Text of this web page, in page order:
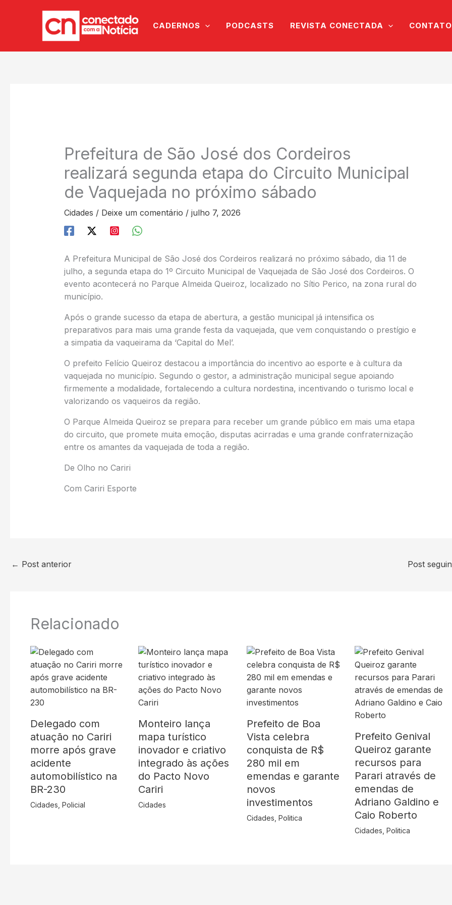
CADERNOS PODCASTS REVISTA CONECTADA CONTATO
Prefeitura de São José dos Cordeiros
realizará segunda etapa do Circuito Municipal
de Vaquejada no próximo sábado
Cidades / Deixe um comentário / julho 7, 2026
A Prefeitura Municipal de São José dos Cordeiros realizará no próximo sábado, dia 11 de
julho, a segunda etapa do 1º Circuito Municipal de Vaquejada de São José dos Cordeiros. O
evento acontecerá no Parque Almeida Queiroz, localizado no Sítio Perico, na zona rural do
município.
Após o grande sucesso da etapa de abertura, a gestão municipal já intensifica os
preparativos para mais uma grande festa da vaquejada, que vem conquistando o prestígio e
a simpatia da vaqueirama da ‘Capital do Mel’.
O prefeito Felício Queiroz destacou a importância do incentivo ao esporte e à cultura da
vaquejada no município. Segundo o gestor, a administração municipal segue apoiando
firmemente a modalidade, fortalecendo a cultura nordestina, incentivando o turismo local e
valorizando os vaqueiros da região.
O Parque Almeida Queiroz se prepara para receber um grande público em mais uma etapa
do circuito, que promete muita emoção, disputas acirradas e uma grande confraternização
entre os amantes da vaquejada de toda a região.
De Olho no Cariri
Com Cariri Esporte
← Post anterior Post
Relacionado
Delegado com
atuação no Cariri
morre após grave
acidente
automobilístico na
BR-230
Cidades Policial
Monteiro lança
mapa turístico
inovador e criativo
integrado às ações
do Pacto Novo
Cariri
Cidades
Prefeito de Boa
Vista celebra
conquista de R$
280 mil em
emendas e garante
novos
investimentos
Cidades Politica
Prefeito Genival
Queiroz garante
recursos para
Parari através de
emendas de
Adriano Galdino e
Caio Roberto
Cidades ,Politica